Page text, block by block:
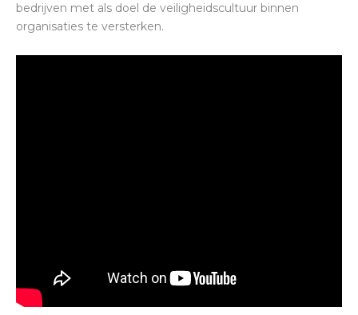
bedrijven met als doel de veiligheidscultuur binnen
organisaties te versterken.